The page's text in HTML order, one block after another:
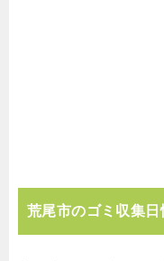
荒尾市のゴミ収集日